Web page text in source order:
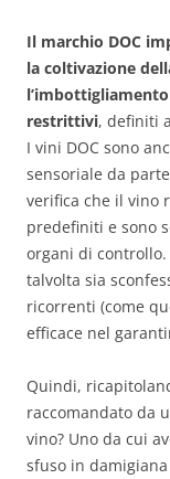
Il marchio DOC
la coltivazione
restrittivi, definiti
I vini DOC sono
sensoriale da
verifica che il vino
predefiniti e sono
organi di controllo.
talvolta sia
ricorrenti (come
efficace nel
Quindi,
raccomandato da
vino? Uno da cui
sfuso in